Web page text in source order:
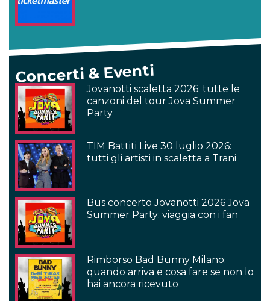
Concerti & Eventi
Jovanotti scaletta 2026: tutte le
canzoni del tour Jova Summer
Party
TIM Battiti Live 30 luglio 2026:
tutti gli artisti in scaletta a Trani
Bus concerto Jovanotti 2026 Jova
Summer Party: viaggia con i fan
Rimborso Bad Bunny Milano:
quando arriva e cosa fare se non lo
hai ancora ricevuto